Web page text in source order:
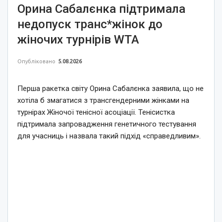
Орина Сабалєнка підтримала
недопуск транс*жінок до
жіночих турнірів WTA
Опубліковано 5.08.2026
Перша ракетка світу Орина Сабалєнка заявила, що не
хотіла б змагатися з трансгендерними жінками на
турнірах Жіночої тенісної асоціації. Тенісистка
підтримала запровадження генетичного тестування
для учасниць і назвала такий підхід «справедливим».